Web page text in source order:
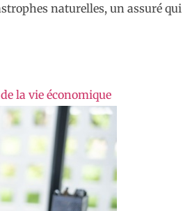
naturelles, un assuré
la vie économique